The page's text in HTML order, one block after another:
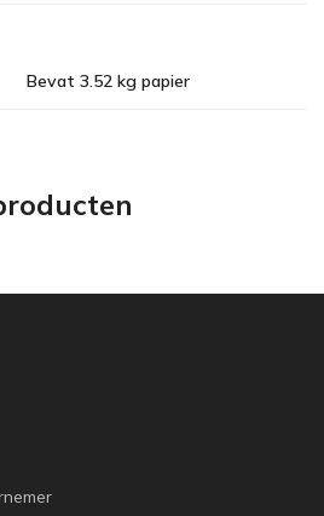
Bevat 3.52 kg papier